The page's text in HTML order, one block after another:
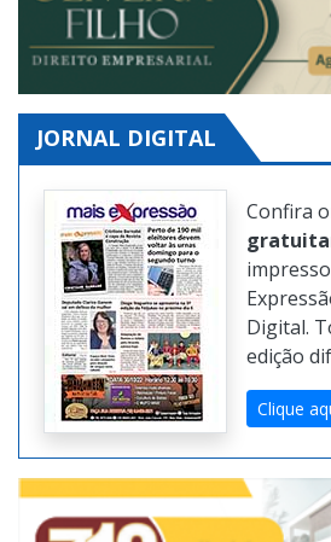
JORNAL DIGITAL
Confira
Digital.
edição
Clique